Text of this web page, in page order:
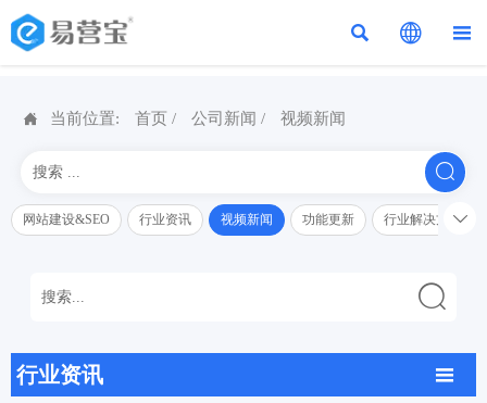
  
 当前位置: 首页 / 公司新闻 / 视频新闻

网站建设&SEO 行业资讯 视频新闻 功能更新 行业解决方案解读


行业资讯 